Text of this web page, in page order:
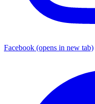
Facebook (opens in new tab)